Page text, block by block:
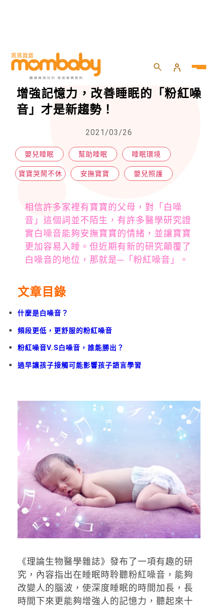
HOME 嬰兒 嬰兒照護
讓寶寶聽白噪音就不再哭鬧？能夠
增強記憶力，改善睡眠的「粉紅噪
音」才是新趨勢！
2021/03/26
嬰兒睡眠 幫助睡眠 睡眠環境
寶寶哭鬧不休 安撫寶寶 嬰兒照護
相信許多家裡有寶寶的父母，對「白噪
音」這個詞並不陌生，有許多醫學研究證
實白噪音能夠安撫寶寶的情緒，並讓寶寶
更加容易入睡。但近期有新的研究顛覆了
白噪音的地位，那就是─「粉紅噪音」。
文章目錄
什麼是白噪音？
頻段更低，更舒服的粉紅噪音
粉紅噪音V.S白噪音，誰能勝出？
過早讓孩子接觸可能影響孩子語言學習
《理論生物醫學雜誌》發布了一項有趣的研
究，內容指出在睡眠時聆聽粉紅噪音，能夠
改變人的腦波，使深度睡眠的時間加長，長
時間下來更能夠增強人的記憶力，聽起來十